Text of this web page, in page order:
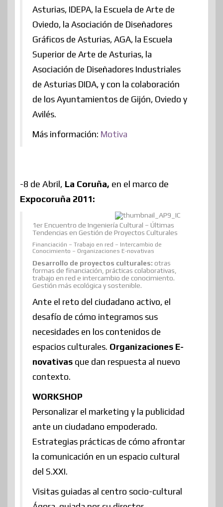
Asturias, IDEPA, la Escuela de Arte de
Oviedo, la Asociación de Diseñadores
Gráficos de Asturias, AGA, la Escuela
Superior de Arte de Asturias, la
Asociación de Diseñadores Industriales
de Asturias DIDA, y con la colaboración
de los Ayuntamientos de Gijón, Oviedo y
Avilés.
Más información: Motiva
-8 de Abril, La Coruña, en el marco de
Expocoruña 2011:
1er Encuentro de Ingeniería Cultural – Últimas
Tendencias en Gestión de Proyectos Culturales
Financiación – Trabajo en red – Intercambio de
Conocimiento – Organizaciones E-novativas
Desarrollo de proyectos culturales: otras
formas de financiación, prácticas colaborativas,
trabajo en red e intercambio de conocimiento.
Gestión más ecológica y sostenible.
Ante el reto del ciudadano activo, el
desafío de cómo integramos sus
necesidades en los contenidos de
espacios culturales. Organizaciones E-
novativas que dan respuesta al nuevo
contexto.
WORKSHOP
Personalizar el marketing y la publicidad
ante un ciudadano empoderado.
Estrategias prácticas de cómo afrontar
la comunicación en un espacio cultural
del S.XXI.
Visitas guiadas al centro socio-cultural